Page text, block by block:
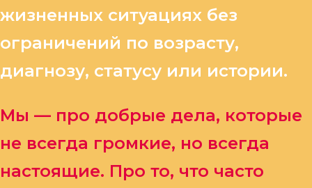
жизненных ситуациях без
ограничений по возрасту,
диагнозу, статусу или истории.
Мы — про добрые дела, которые
не всегда громкие, но всегда
настоящие. Про то, что часто